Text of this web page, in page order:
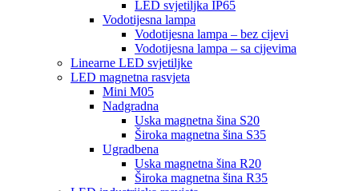
LED svjetiljka IP65
Vodotijesna lampa
Vodotijesna lampa – bez cijevi
Vodotijesna lampa – sa cijevima
Linearne LED svjetiljke
LED magnetna rasvjeta
Mini M05
Nadgradna
Uska magnetna šina S20
Široka magnetna šina S35
Ugradbena
Uska magnetna šina R20
Široka magnetna šina R35